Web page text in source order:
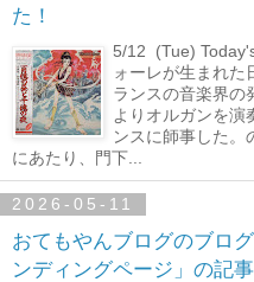
た！
5/12 (Tue)
ォーレが生まれた
ランスの音楽界の
よりオルガンを演
ンスに師事した。
にあたり、門下...
2026-05-11
おてもやんブログのブロ
ンディングページ」の記